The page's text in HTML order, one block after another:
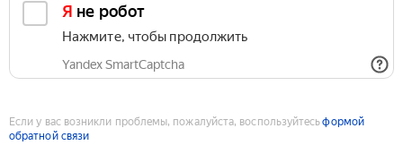
Я не робот
Нажмите, чтобы продолжить
Yandex SmartCaptcha
Если у вас возникли проблемы, пожалуйста, воспользуйтесьформой
обратной связи